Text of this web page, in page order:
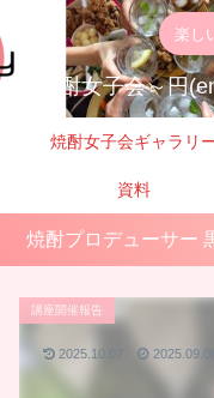
楽し
焼酎女子会～円
焼酎女子会ギャラリ
資料
焼酎プロデューサー
講座開催報告
2025.10.07 2025.09.08